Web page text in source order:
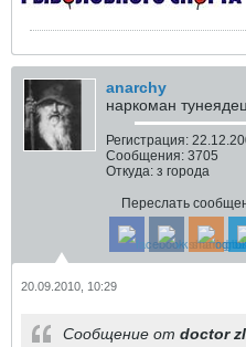
anarchy
наркоман
Регистрация:
Сообщения: 3705
Откуда: з города
Переслать
20.09.2010, 10:29
Сообщение от doctor